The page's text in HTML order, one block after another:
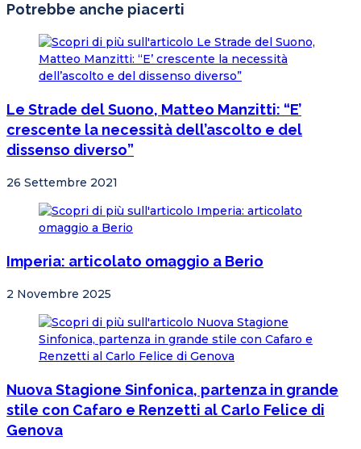
Potrebbe anche piacerti
Le Strade del Suono, Matteo Manzitti: “E’
crescente la necessità dell’ascolto e del
dissenso diverso”
26 Settembre 2021
Imperia: articolato omaggio a Berio
2 Novembre 2025
Nuova Stagione Sinfonica, partenza in grande
stile con Cafaro e Renzetti al Carlo Felice di
Genova